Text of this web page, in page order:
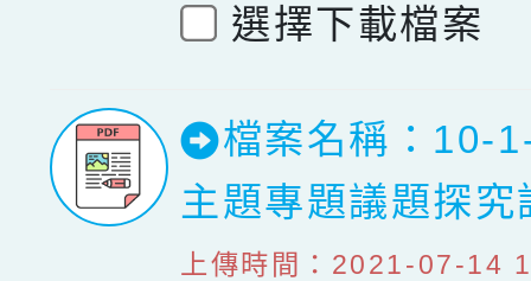
選擇下載檔案
檔案名稱：10-
主題專題議題探
上傳時間：2021-07-14